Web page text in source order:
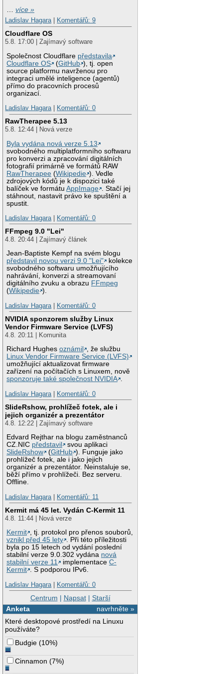
…více »
Ladislav Hagara| Komentářů: 9
Cloudflare OS
5.8. 17:00 | Zajímavý software
Společnost Cloudflare představila
Cloudflare OS
(GitHub ), tj. open
source platformu navrženou pro
integraci umělé inteligence (agentů)
přímo do pracovních procesů
organizací.
Ladislav Hagara| Komentářů: 0
RawTherapee 5.13
5.8. 12:44 | Nová verze
Byla vydána nová verze 5.13
svobodného multiplatformního softwaru
pro konverzi a zpracování digitálních
fotografií primárně ve formátů RAW
RawTherapee (Wikipedie ). Vedle
zdrojových kódů je k dispozici také
balíček ve formátuAppImage
. Stačí jej
stáhnout, nastavit právo ke spuštění a
spustit.
Ladislav Hagara| Komentářů: 0
FFmpeg 9.0 "Lei"
4.8. 20:44 | Zajímavý článek
Jean-Baptiste Kempf na svém blogu
představil novou verzi 9.0 "Lei"
kolekce
svobodného softwaru umožňujícího
nahrávání, konverzi a streamovaní
digitálního zvuku a obrazu FFmpeg
(Wikipedie ).
Ladislav Hagara| Komentářů: 0
NVIDIA sponzorem služby Linux
Vendor Firmware Service (LVFS)
4.8. 20:11 | Komunita
Richard Hughesoznámil
, že službu
Linux Vendor Firmware Service (LVFS)
umožňující aktualizovat firmware
zařízení na počítačích s Linuxem, nově
sponzoruje také společnost NVIDIA .
Ladislav Hagara| Komentářů: 0
SlideRshow, prohlížeč fotek, ale i
jejich organizér a prezentátor
4.8. 12:22 | Zajímavý software
Edvard Rejthar na blogu zaměstnanců
CZ.NIC představil
svou aplikaci
SlideRshow
(GitHub ). Funguje jako
prohlížeč fotek, ale i jako jejich
organizér a prezentátor. Neinstaluje se,
běží přímo v prohlížeči. Bez serveru.
Offline.
Ladislav Hagara| Komentářů: 11
Kermit má 45 let. Vydán C-Kermit 11
4.8. 11:44 | Nová verze
Kermit , tj. protokol pro přenos souborů,
vznikl před 45 lety . Při této příležitosti
byla po 15 letech od vydání poslední
stabilní verze 9.0.302 vydána nová
stabilní verze 11
implementaceC-
Kermit . S podporou IPv6.
Ladislav Hagara| Komentářů: 0
Centrum | Napsat| Starší
navrhněte »
Anketa
Které desktopové prostředí na Linuxu
používáte?
Budgie (10%)
Cinnamon (7%)